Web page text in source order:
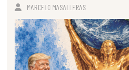
MARCELO MASALLERAS